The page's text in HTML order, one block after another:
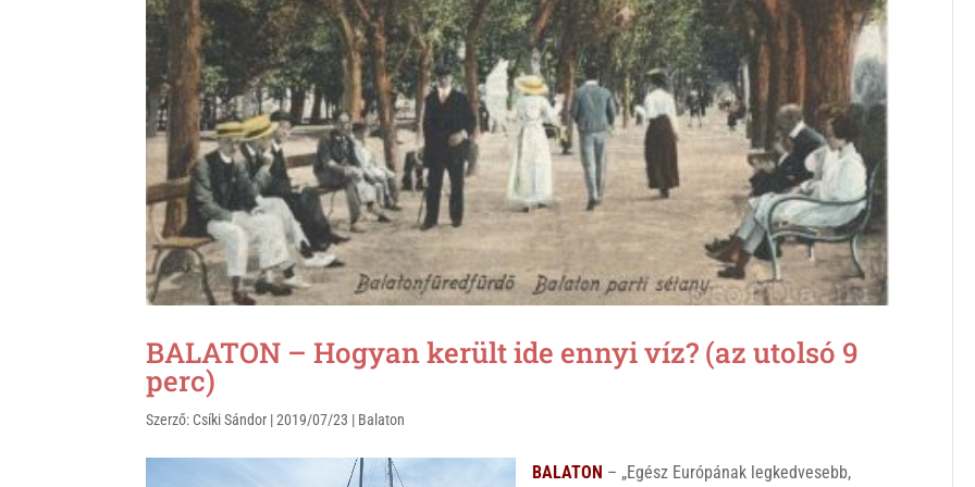
BALATON – Hogyan került ide ennyi víz? (az utolsó 9
perc)
Szerző: Csíki Sándor |2019/07/23 | Balaton
BALATON – „Egész Európának legkedvesebb,